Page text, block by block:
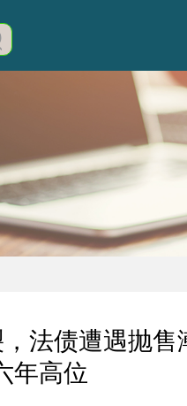
法债遭遇抛售
年高位